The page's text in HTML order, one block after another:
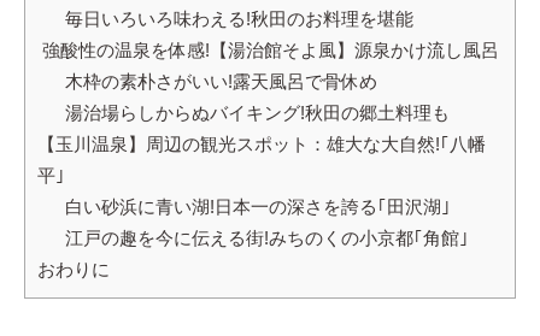
毎日いろいろ味わえる!秋田のお料理を堪能
強酸性の温泉を体感!【湯治館そよ風】源泉かけ流し風呂
木枠の素朴さがいい!露天風呂で骨休め
湯治場らしからぬバイキング!秋田の郷土料理も
【玉川温泉】周辺の観光スポット：雄大な大自然!｢八幡
平｣
白い砂浜に青い湖!日本一の深さを誇る｢田沢湖｣
江戸の趣を今に伝える街!みちのくの小京都｢角館｣
おわりに